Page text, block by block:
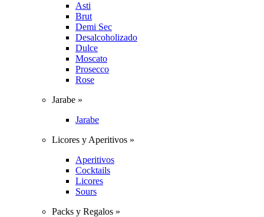
Asti
Brut
Demi Sec
Desalcoholizado
Dulce
Moscato
Prosecco
Rose
Jarabe »
Jarabe
Licores y Aperitivos »
Aperitivos
Cocktails
Licores
Sours
Packs y Regalos »